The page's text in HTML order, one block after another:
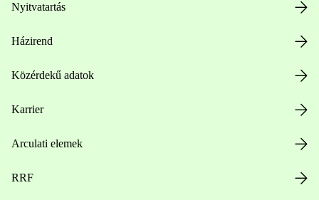
Nyitvatartás
Házirend
Közérdekű adatok
Karrier
Arculati elemek
RRF